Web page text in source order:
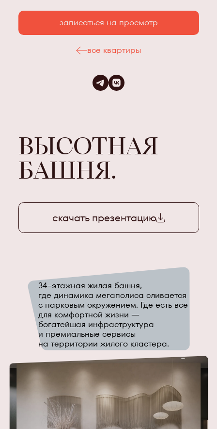
записаться на просмотр
все квартиры
ВЫСОТНАЯ
БАШНЯ.
скачать презентацию
34–этажная жилая башня,
где динамика мегаполиса сливается
с парковым окружением. Где есть все
для комфортной жизни —
богатейшая инфраструктура
и премиальные сервисы
на территории жилого кластера.